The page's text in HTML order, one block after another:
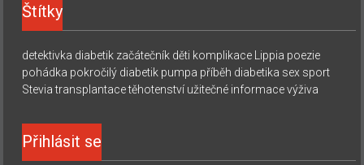
Štítky
detektivka diabetik začátečník děti komplikace Lippia poezie
pohádka pokročilý diabetik pumpa příběh diabetika sex sport
Stevia transplantace těhotenství užitečné informace výživa
Přihlásit se